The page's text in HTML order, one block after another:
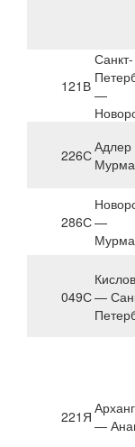
121В
Санкт-
—
226С
286С—
049С—
221Я —